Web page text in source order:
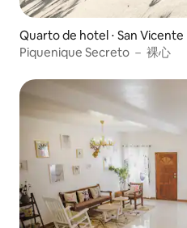
Quarto de hotel ⋅ San Vicente
Piquenique Secreto － 裸心